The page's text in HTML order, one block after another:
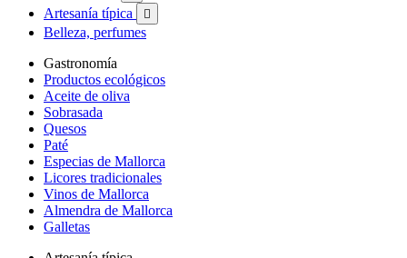
Artesanía típica 
Belleza, perfumes
Gastronomía
Productos ecológicos
Aceite de oliva
Sobrasada
Quesos
Paté
Especias de Mallorca
Licores tradicionales
Vinos de Mallorca
Almendra de Mallorca
Galletas